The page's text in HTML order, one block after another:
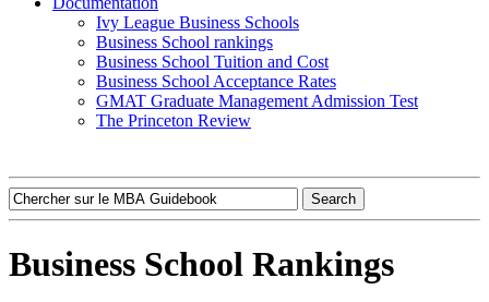
Ivy League Business Schools
Business School rankings
Business School Tuition and Cost
Business School Acceptance Rates
GMAT Graduate Management Admission Test
The Princeton Review
Business School Rankings